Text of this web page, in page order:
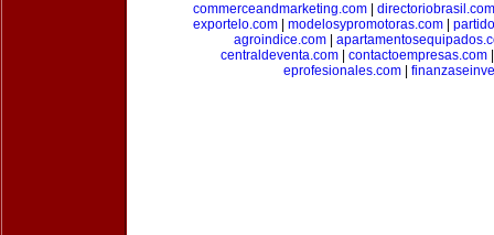
commerceandmarketing.com| directoriobrasil.com
exportelo.com
modelosypromotoras.com
agroindice.com
centraldeventa.com
contactoempresas.com
eprofesionales.com